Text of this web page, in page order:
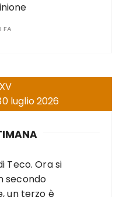
FA
luglio 2026
Teco. Ora si
secondo
un terzo è